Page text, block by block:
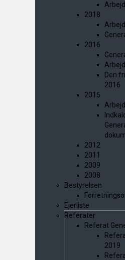
2018
2016
Den
2016
2015
2012
2011
2009
2008
Bestyrelsen
Ejerliste
Referater
Referat
2019